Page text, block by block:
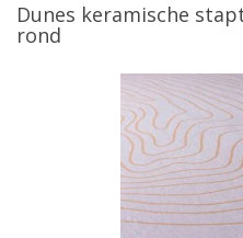
Dunes keramische
rond